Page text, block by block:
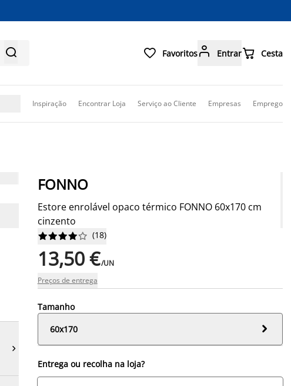
  Favoritos Entrar Cesta
Inspiração Encontrar Loja Serviço ao Cliente Empresas Emprego

FONNO
Estore enrolável opaco térmico FONNO 60x170 cm
cinzento





 (18)
13,50 €/UN
Preços de entrega
Tamanho
60x170

Entrega ou recolha na loja?